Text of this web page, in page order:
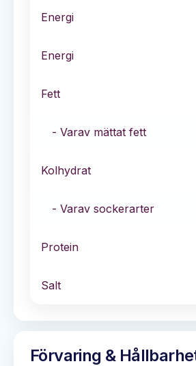
Energi
Energi
Fett
- Varav mättat fett
Kolhydrat
- Varav sockerarter
Protein
Salt
Förvaring &